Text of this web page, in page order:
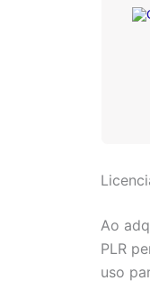
Ao
PLR
uso